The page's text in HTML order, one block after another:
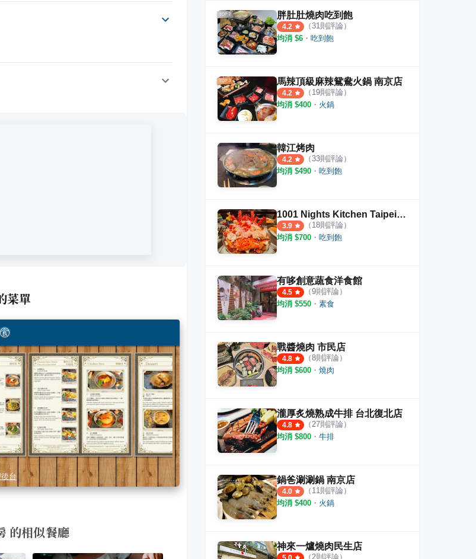
菜單
台
相似餐廳
胖肚肚燒肉吃到飽
4.2 （31則評論）
均消 $6 ・ 吃到飽
馬辣頂級麻辣鴛鴦火鍋 南京店
4.2 （ 19則評論）
均消 $400 ・ 火鍋
韓江烤肉
4.2 （33則評論）
均消 $490 ・ 吃到飽
1001 Nights Kitchen Taipei 一千零一夜廚房
3.9 （ 18則評論）
均消 $700 ・ 吃到飽
有哆創意蔬食洋食館
4.5 （9則評論）
均消 $550 ・ 素食
戰醬燒肉 市民店
4.8 （8則評論）
均消 $600 ・ 燒肉
瀧厚炙燒熟成牛排 台北復北店
4.8 （27則評論）
均消 $800 ・ 牛排
鍋爸涮涮鍋 南京店
4.0 （ 11則評論）
均消 $400 ・ 火鍋
神來一爐燒肉民生店
（2則評論）